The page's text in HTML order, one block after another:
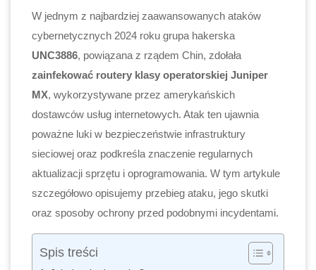
W jednym z najbardziej zaawansowanych ataków
cybernetycznych 2024 roku grupa hakerska
UNC3886, powiązana z rządem Chin, zdołała
zainfekować routery klasy operatorskiej Juniper
MX, wykorzystywane przez amerykańskich
dostawców usług internetowych. Atak ten ujawnia
poważne luki w bezpieczeństwie infrastruktury
sieciowej oraz podkreśla znaczenie regularnych
aktualizacji sprzętu i oprogramowania. W tym artykule
szczegółowo opisujemy przebieg ataku, jego skutki
oraz sposoby ochrony przed podobnymi incydentami.
Spis treści